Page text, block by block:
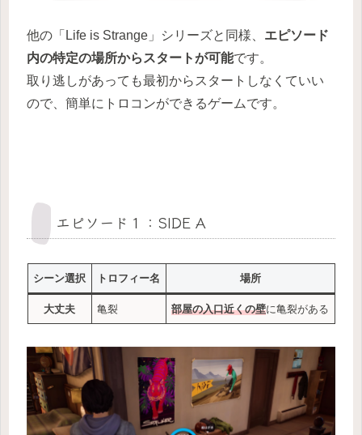
他の「Life is Strange」シリーズと同様、 エピソード
内の特定の場所からスタートが可能です。
取り逃しがあっても最初からスタートしなくていい
ので、簡単にトロコンができるゲームです。
エピソード１：SIDE A
シーン選択 トロフィー名 場所
大丈夫 亀裂 部屋の入口近くの壁に亀裂がある